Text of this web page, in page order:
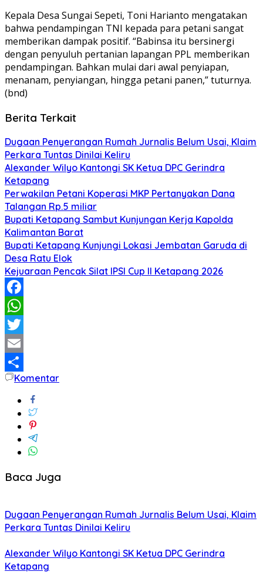
Kepala Desa Sungai Sepeti, Toni Harianto mengatakan
bahwa pendampingan TNI kepada para petani sangat
memberikan dampak positif. “Babinsa itu bersinergi
dengan penyuluh pertanian lapangan PPL memberikan
pendampingan. Bahkan mulai dari awal penyiapan,
menanam, penyiangan, hingga petani panen,” tuturnya.
(bnd)
Berita Terkait
Dugaan Penyerangan Rumah Jurnalis Belum Usai, Klaim
Perkara Tuntas Dinilai Keliru
Alexander Wilyo Kantongi SK Ketua DPC Gerindra
Ketapang
Perwakilan Petani Koperasi MKP Pertanyakan Dana
Talangan Rp.5 miliar
Bupati Ketapang Sambut Kunjungan Kerja Kapolda
Kalimantan Barat
Bupati Ketapang Kunjungi Lokasi Jembatan Garuda di
Desa Ratu Elok
Kejuaraan Pencak Silat IPSI Cup II Ketapang 2026
Facebook
WhatsApp
Twitter
Email
Share
Komentar
Baca Juga
Dugaan Penyerangan Rumah Jurnalis Belum Usai, Klaim
Perkara Tuntas Dinilai Keliru
Alexander Wilyo Kantongi SK Ketua DPC Gerindra
Ketapang